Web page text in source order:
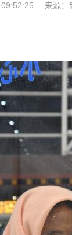
来源：